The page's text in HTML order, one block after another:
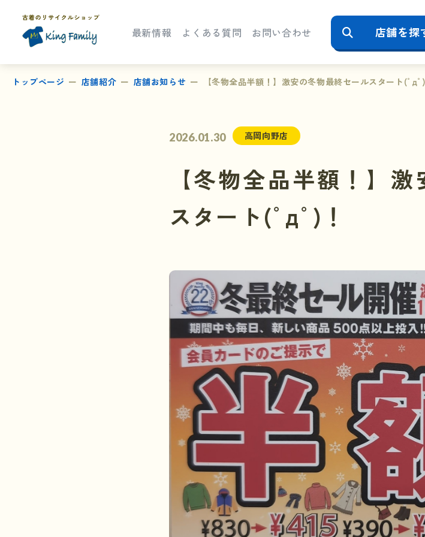
最新情報 よくある質問 お問い合わせ 店舗を探
トップページ 店舗紹介 店舗お知らせ 【冬物全品半額！】激安の冬物最終セールスタート(ﾟдﾟ)
2026.01.30 高岡向野店
【冬物全品半額！】
スタート(ﾟдﾟ)！